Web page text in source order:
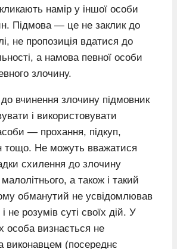
намір у іншої особи
Підмова — це не заклик до
не пропозиція вдатися до
а намова певної особи
злочину.
вчинення злочину підмовник
і використовувати
— прохання, підкуп,
тощо. Не можуть вважатися
схилення до злочину
а також і такий
обманутий не усвідомлював
не розумів суті своїх дій. У
особа визнається не
виконавцем (посереднє